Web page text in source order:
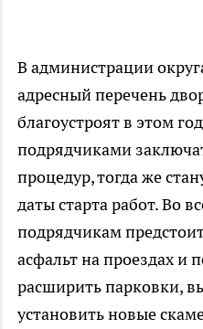
В администрации
адресный перечень
благоустроят в этом
подрядчиками
процедур, тогда же
даты старта работ. Во
подрядчикам
асфальт на проездах и
расширить парковки,
установить новые